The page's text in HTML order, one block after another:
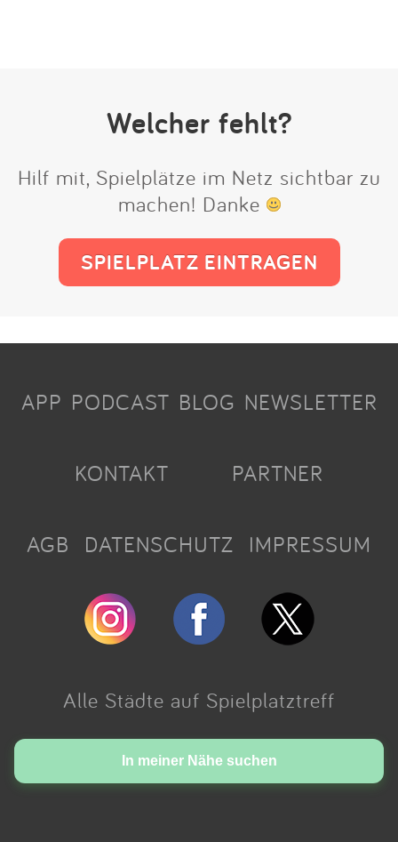
Welcher fehlt?
Hilf mit, Spielplätze im Netz sichtbar zu
machen! Danke
SPIELPLATZ EINTRAGEN
In meiner Nähe suchen
APP PODCAST BLOG NEWSLETTER
KONTAKT PARTNER
AGB DATENSCHUTZ IMPRESSUM
Alle Städte auf Spielplatztreff
Made with love in Cologne.